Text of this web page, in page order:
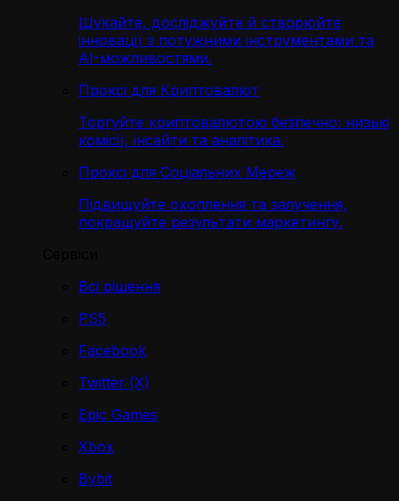
Шукайте, досліджуйте й створюйте
інновації з потужними інструментами та
AI-можливостями.
Проксі для Криптовалют
Торгуйте криптовалютою безпечно: низькі
комісії, інсайти та аналітика.
Проксі для Соціальних Мереж
Підвищуйте охоплення та залучення,
покращуйте результати маркетингу.
Всі рішення
PS5
Facebook
Twitter (X)
Epic Games
Xbox
Bybit